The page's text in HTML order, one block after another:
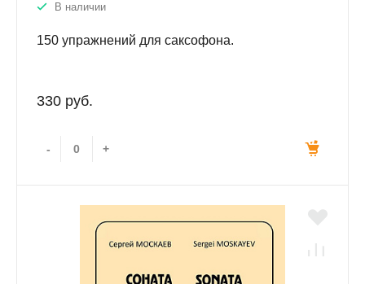
В наличии
150 упражнений для саксофона.
330 руб.
- +